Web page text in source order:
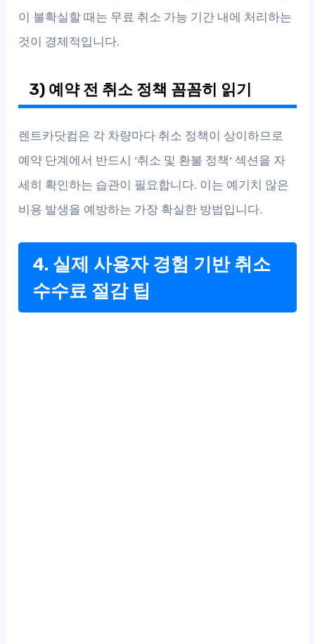
이 불확실할 때는 무료 취소 가능 기간 내에 처리하는
것이 경제적입니다.
3) 예약 전 취소 정책 꼼꼼히 읽기
렌트카닷컴은 각 차량마다 취소 정책이 상이하므로
예약 단계에서 반드시 ‘취소 및 환불 정책’ 섹션을 자
세히 확인하는 습관이 필요합니다. 이는 예기치 않은
비용 발생을 예방하는 가장 확실한 방법입니다.
4. 실제 사용자 경험 기반 취소
수수료 절감 팁